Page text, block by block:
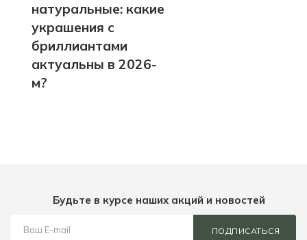
натуральные: какие
украшения с
бриллиантами
актуальны в 2026-
м?
Будьте в курсе наших акций и новостей
ПОДПИСАТЬСЯ